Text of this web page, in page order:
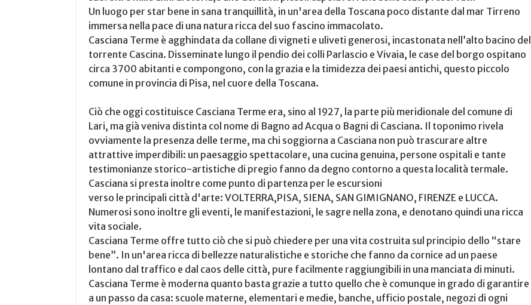
Un luogo per star bene in sana tranquillità, in un'area della Toscana poco distante dal mar Tirreno
immersa nella pace di una natura ricca del suo fascino immacolato.
Casciana Terme è agghindata da collane di vigneti e uliveti generosi, incastonata nell’alto bacino del
torrente Cascina. Disseminate lungo il pendio dei colli Parlascio e Vivaia, le case del borgo ospitano
circa 3700 abitanti e compongono, con la grazia e la timidezza dei paesi antichi, questo piccolo
comune in provincia di Pisa, nel cuore della Toscana.
Ciò che oggi costituisce Casciana Terme era, sino al 1927, la parte più meridionale del comune di
Lari, ma già veniva distinta col nome di Bagno ad Acqua o Bagni di Casciana. Il toponimo rivela
ovviamente la presenza delle terme, ma chi soggiorna a Casciana non può trascurare altre
attrattive imperdibili: un paesaggio spettacolare, una cucina genuina, persone ospitali e tante
testimonianze storico-artistiche di pregio fanno da degno contorno a questa località termale.
Casciana si presta inoltre come punto di partenza per le escursioni
verso le principali città d'arte: VOLTERRA,PISA, SIENA, SAN GIMIGNANO, FIRENZE e LUCCA.
Numerosi sono inoltre gli eventi, le manifestazioni, le sagre nella zona, e denotano quindi una ricca
vita sociale.
Casciana Terme offre tutto ciò che si può chiedere per una vita costruita sul principio dello “stare
bene”. In un'area ricca di bellezze naturalistiche e storiche che fanno da cornice ad un paese
lontano dal traffico e dal caos delle città, pure facilmente raggiungibili in una manciata di minuti.
Casciana Terme è moderna quanto basta grazie a tutto quello che è comunque in grado di garantire
a un passo da casa: scuole materne, elementari e medie, banche, ufficio postale, negozi di ogni